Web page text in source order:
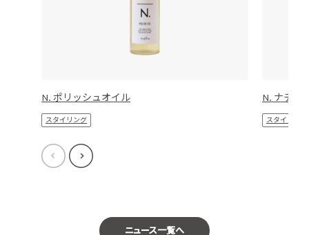
N. ポリッシュオイル
スタイリング
N. ナチュ
スタイリング
ニュース一覧へ